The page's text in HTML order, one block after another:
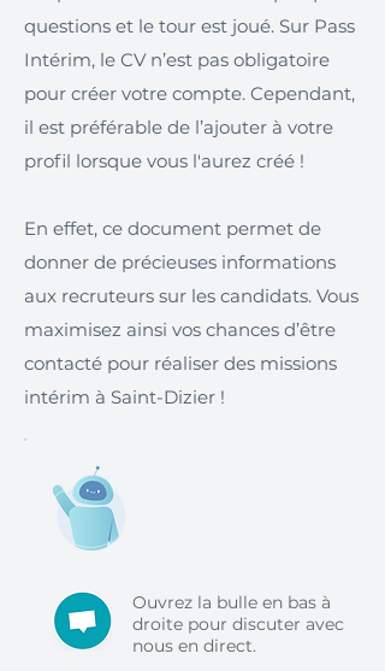
questions et le tour est joué. Sur Pass
Intérim, le CV n’est pas obligatoire
pour créer votre compte. Cependant,
il est préférable de l’ajouter à votre
profil lorsque vous l'aurez créé !
En effet, ce document permet de
donner de précieuses informations
aux recruteurs sur les candidats. Vous
maximisez ainsi vos chances d’être
contacté pour réaliser des missions
intérim à Saint-Dizier !
Ouvrez la bulle en bas à
droite pour discuter avec
nous en direct.